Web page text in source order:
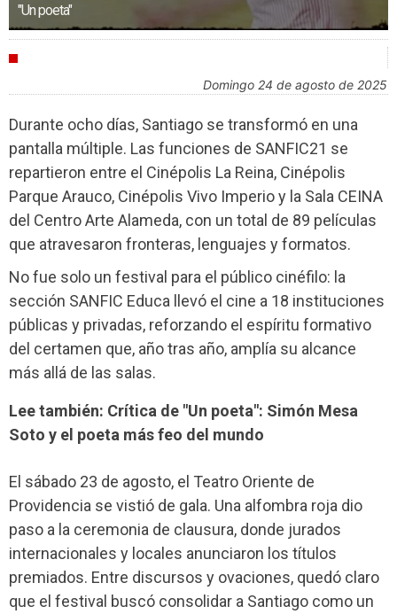
"Un poeta"
domingo 24 de agosto de 2025
Durante ocho días, Santiago se transformó en una
pantalla múltiple. Las funciones de SANFIC21 se
repartieron entre el Cinépolis La Reina, Cinépolis
Parque Arauco, Cinépolis Vivo Imperio y la Sala CEINA
del Centro Arte Alameda, con un total de 89 películas
que atravesaron fronteras, lenguajes y formatos.
No fue solo un festival para el público cinéfilo: la
sección SANFIC Educa llevó el cine a 18 instituciones
públicas y privadas, reforzando el espíritu formativo
del certamen que, año tras año, amplía su alcance
más allá de las salas.
Lee también: Crítica de "Un poeta": Simón Mesa
Soto y el poeta más feo del mundo
El sábado 23 de agosto, el Teatro Oriente de
Providencia se vistió de gala. Una alfombra roja dio
paso a la ceremonia de clausura, donde jurados
internacionales y locales anunciaron los títulos
premiados. Entre discursos y ovaciones, quedó claro
que el festival buscó consolidar a Santiago como un